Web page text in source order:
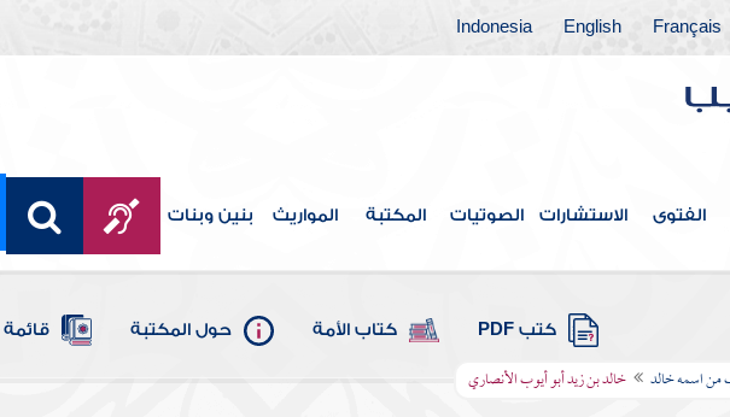
Français
English
Indonesia
الفتوى الاستشارات الصوتيات المكتبة المواريث بنين وبنات
كتب PDF كتاب الأمة حول المكتبة
من اسمه خالد خالد بن زيد أبو أيوب الأنصاري